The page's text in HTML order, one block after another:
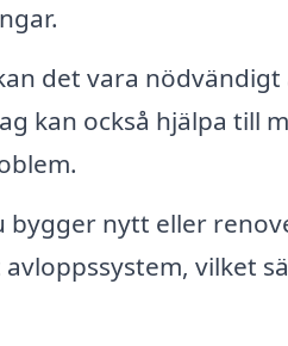
det vara
kan också hjälpa till
bygger nytt eller
vilket